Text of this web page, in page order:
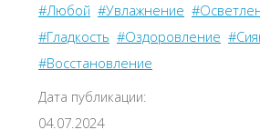
#Любой #Увлажнение
#Гладкость #Оздоровление
#Восстановление
Дата публикации:
04.07.2024